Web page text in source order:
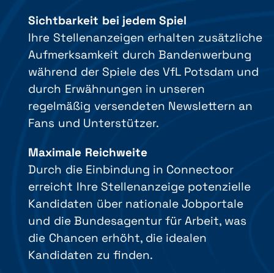
Sichtbarkeit bei jedem Spiel
Ihre Stellenanzeigen erhalten zusätzliche
Aufmerksamkeit durch Bandenwerbung
während der Spiele des VfL Potsdam und
durch Erwähnungen in unseren
regelmäßig versendeten Newslettern an
Fans und Unterstützer.
Maximale Reichweite
Durch die Einbindung in Connectoor
erreicht Ihre Stellenanzeige potenzielle
Kandidaten über nationale Jobportale
und die Bundesagentur für Arbeit, was
die Chancen erhöht, die idealen
Kandidaten zu finden.